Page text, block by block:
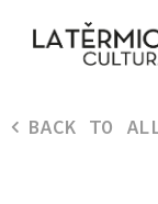
BACK TO